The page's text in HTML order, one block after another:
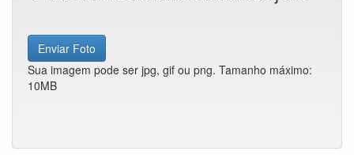
Enviar Foto
Sua imagem pode ser jpg, gif ou png. Tamanho máximo:
10MB